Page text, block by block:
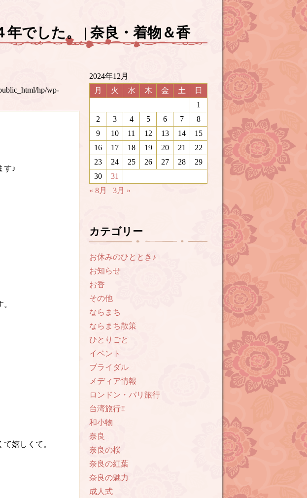
でした。 | 奈良・着物＆香
hp/wp-
す♪
嬉しくて。
2024年12月
月
火 水 木 金 土
日
1
2
3 4 5 6 7
8
9
10 11 12 13 14
15
16
17 18 19 20 21
22
23
24 25 26 27 28
29
30
31
« 8月
3月 »
カテゴリー
お休みのひととき♪
お知らせ
お香
その他
ならまち
ならまち散策
ひとりごと
イベント
ブライダル
メディア情報
ロンドン・パリ旅行
台湾旅行‼︎
和小物
奈良
奈良の桜
奈良の紅葉
奈良の魅力
成人式